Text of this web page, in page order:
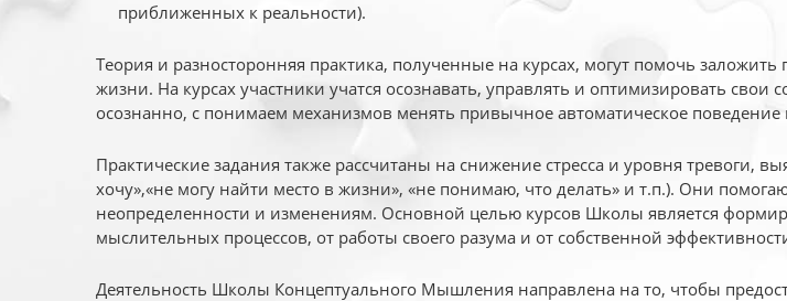
приближенных к реальности).
Теория и разносторонняя практика, полученные на курсах, могут помочь
жизни. На курсах участники учатся осознавать, управлять и оптимизировать свои
осознанно, с понимаем механизмов менять привычное автоматическое поведение
Практические задания также рассчитаны на снижение стресса и уровня тревоги,
хочу»,«не могу найти место в жизни», «не понимаю, что делать» и т.п.). Они
неопределенности и изменениям. Основной целью курсов Школы является
мыслительных процессов, от работы своего разума и от собственной
Деятельность Школы Концептуального Мышления направлена на то, чтобы